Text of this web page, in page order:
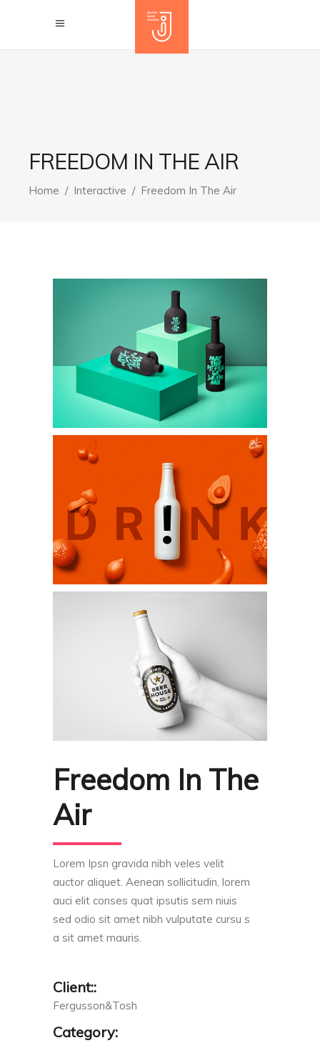
FREEDOM IN THE AIR
Home / Interactive / Freedom In The Air
Freedom In The
Air
Lorem Ipsn gravida nibh veles velit
auctor aliquet. Aenean sollicitudin, lorem
auci elit conses quat ipsutis sem niuis
sed odio sit amet nibh vulputate cursu s
a sit amet mauris.
Client::
Fergusson&Tosh
Category: